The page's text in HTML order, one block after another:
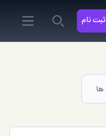
ثبت نام
menu
ها